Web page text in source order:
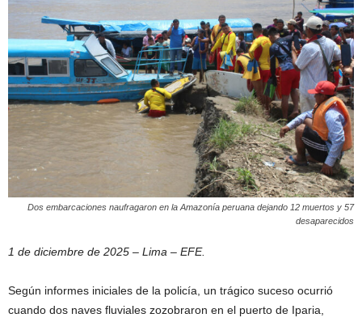
Dos embarcaciones naufragaron en la Amazonía peruana dejando 12 muertos y 57
desaparecidos
1 de diciembre de 2025 – Lima – EFE.
Según informes iniciales de la policía, un trágico suceso ocurrió
cuando dos naves fluviales zozobraron en el puerto de Iparia,